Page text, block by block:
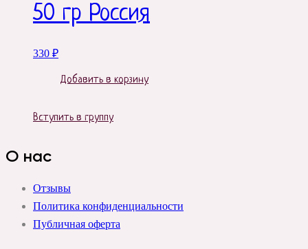
50 гр Россия
330 ₽
Добавить в корзину
Вступить в группу
О нас
Отзывы
Политика конфиденциальности
Публичная оферта